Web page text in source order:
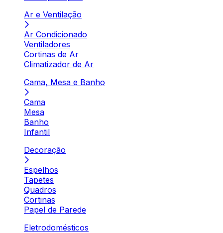
Ar e Ventilação
Ar Condicionado
Ventiladores
Cortinas de Ar
Climatizador de Ar
Cama, Mesa e Banho
Cama
Mesa
Banho
Infantil
Decoração
Espelhos
Tapetes
Quadros
Cortinas
Papel de Parede
Eletrodomésticos